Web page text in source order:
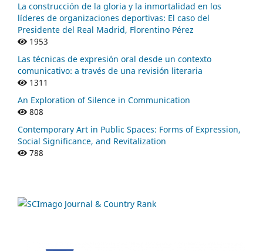
La construcción de la gloria y la inmortalidad en los
líderes de organizaciones deportivas: El caso del
Presidente del Real Madrid, Florentino Pérez
1953
Las técnicas de expresión oral desde un contexto
comunicativo: a través de una revisión literaria
1311
An Exploration of Silence in Communication
808
Contemporary Art in Public Spaces: Forms of Expression,
Social Significance, and Revitalization
788